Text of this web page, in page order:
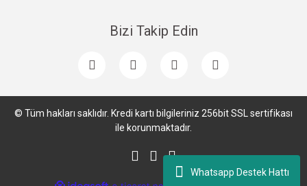
Whatsapp Destek Hattı
Bizi Takip Edin
© Tüm hakları saklıdır. Kredi kartı bilgileriniz 256bit SSL sertifikası
ile korunmaktadır.